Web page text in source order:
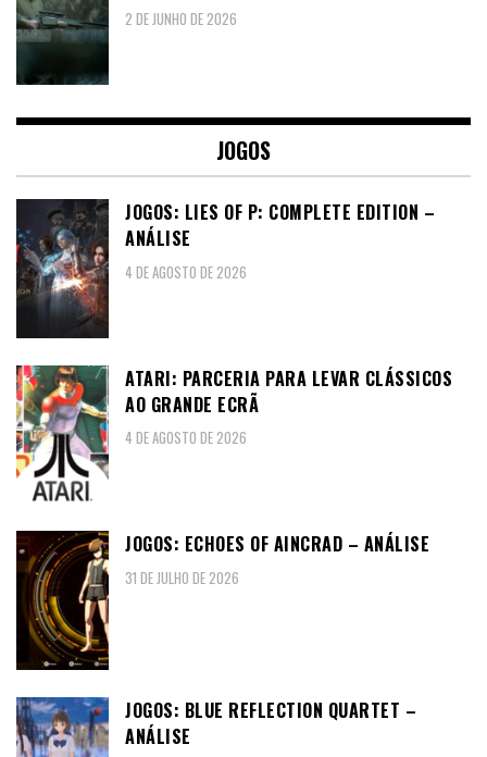
2 DE JUNHO DE 2026
JOGOS
JOGOS: LIES OF P: COMPLETE EDITION –
ANÁLISE
4 DE AGOSTO DE 2026
ATARI: PARCERIA PARA LEVAR CLÁSSICOS
AO GRANDE ECRÃ
4 DE AGOSTO DE 2026
JOGOS: ECHOES OF AINCRAD – ANÁLISE
31 DE JULHO DE 2026
JOGOS: BLUE REFLECTION QUARTET –
ANÁLISE